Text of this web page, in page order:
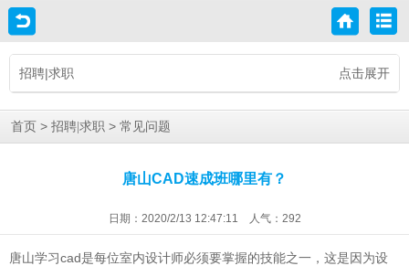
点击展开
招聘|求职
首页 > 招聘|求职 > 常见问题
唐山CAD速成班哪里有？
日期：2020/2/13 12:47:11 人气： 292
唐山学习cad是每位室内设计师必须要掌握的技能之一，这是因为设